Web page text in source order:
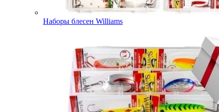
Наборы блесен Williams